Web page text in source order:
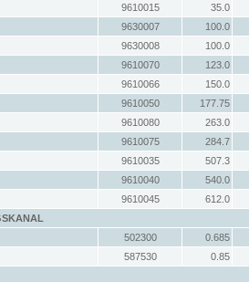
9610015
35.0
9630007
100.0
9630008
100.0
9610070
123.0
9610066
150.0
9610050
177.75
9610080
263.0
9610075
284.7
9610035
507.3
9610040
540.0
9610045
612.0
502300
0.685
587530
0.85